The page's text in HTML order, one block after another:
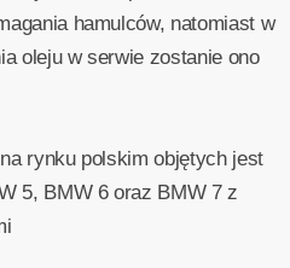
hamulców, natomiast w
oleju w serwie zostanie ono
rynku polskim objętych jest
5, BMW 6 oraz BMW 7 z